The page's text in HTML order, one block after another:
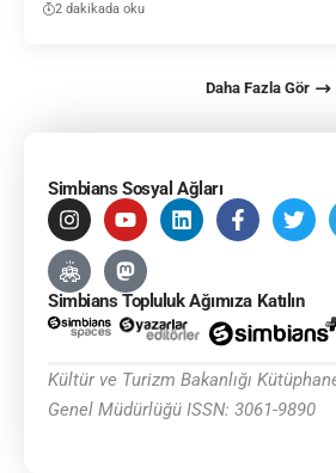
2 dakikada oku
Daha Fazla Gör
Simbians Sosyal Ağları
Simbians Topluluk Ağımıza Katılın
Kültür ve Turizm Bakanlığı
Genel Müdürlüğü ISSN: 3061-9890